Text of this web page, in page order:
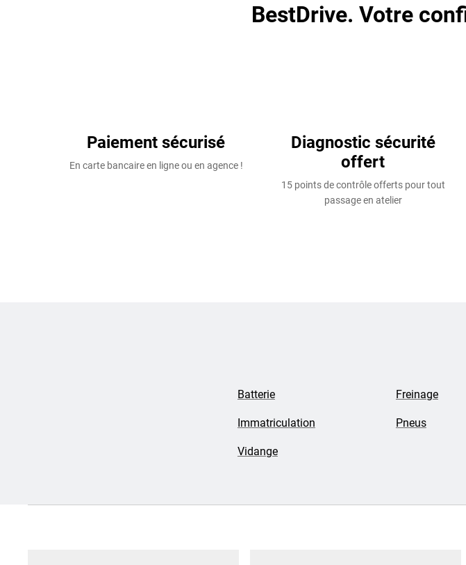
BestDrive. Votre
Paiement sécurisé
En carte bancaire en ligne ou en agence !
Diagnostic sécurité
offert
15 points de contrôle offerts pour tout
passage en atelier
Batterie Freinage
Immatriculation Pneus
Vidange